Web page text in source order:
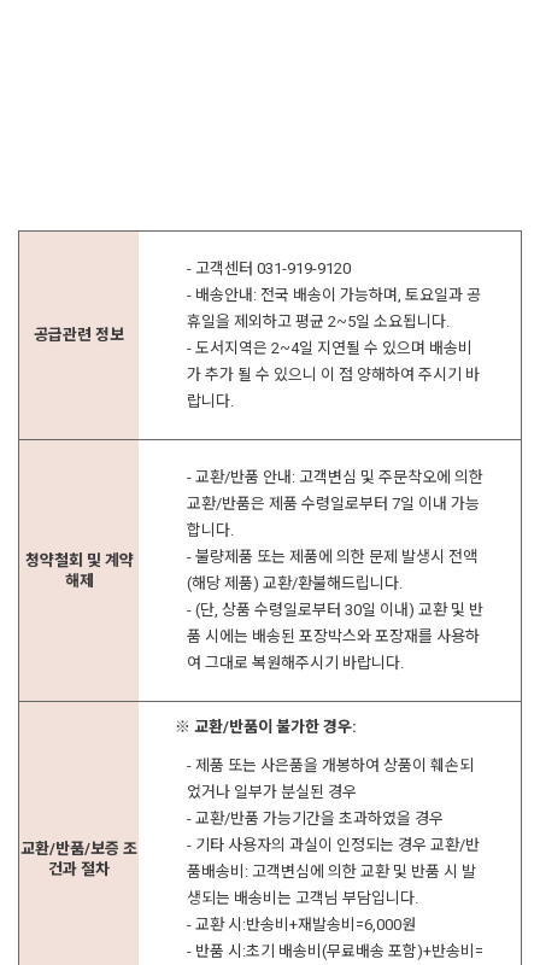
공급관련 정보
- 고객센터 031-919-9120
- 배송안내: 전국 배송이 가능하며, 토요일과 공
휴일을 제외하고 평균 2~5일 소요됩니다.
- 도서지역은 2~4일 지연될 수 있으며 배송비
가 추가 될 수 있으니 이 점 양해하여 주시기 바
랍니다.
청약철회 및 계약
해제
- 교환/반품 안내: 고객변심 및 주문착오에 의한
교환/반품은 제품 수령일로부터 7일 이내 가능
합니다.
- 불량제품 또는 제품에 의한 문제 발생시 전액
(해당 제품) 교환/환불해드립니다.
- (단, 상품 수령일로부터 30일 이내) 교환 및 반
품 시에는 배송된 포장박스와 포장재를 사용하
여 그대로 복원해주시기 바랍니다.
교환/반품/보증 조
건과 절차
※ 교환/반품이 불가한 경우:
- 제품 또는 사은품을 개봉하여 상품이 훼손되
었거나 일부가 분실된 경우
- 교환/반품 가능기간을 초과하였을 경우
- 기타 사용자의 과실이 인정되는 경우 교환/반
품배송비: 고객변심에 의한 교환 및 반품 시 발
생되는 배송비는 고객님 부담입니다.
- 교환 시:반송비+재발송비=6,000원
- 반품 시:초기 배송비(무료배송 포함)+반송비=